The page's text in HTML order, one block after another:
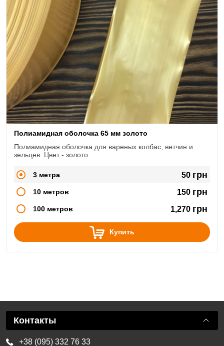
Полиамидная оболочка 65 мм золото
Полиамидная оболочка для вареных колбас, ветчин и
зельцев. Цвет - золото
3 метра 50 грн
10 метров 150 грн
100 метров 1,270 грн
Купить
Контакты
+38 (095) 332 76 33